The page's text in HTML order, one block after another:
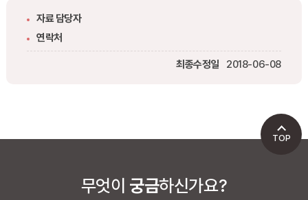
자료 담당자
연락처
최종수정일 2018-06-08
무엇이 궁금하신가요?
TOP